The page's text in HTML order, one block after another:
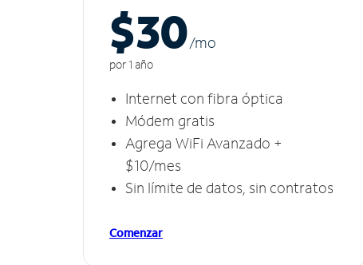
$30/mo
por 1 año
Internet con fibra óptica
Módem gratis
Agrega WiFi Avanzado +
$10/mes
Sin límite de datos, sin contratos
Comenzar